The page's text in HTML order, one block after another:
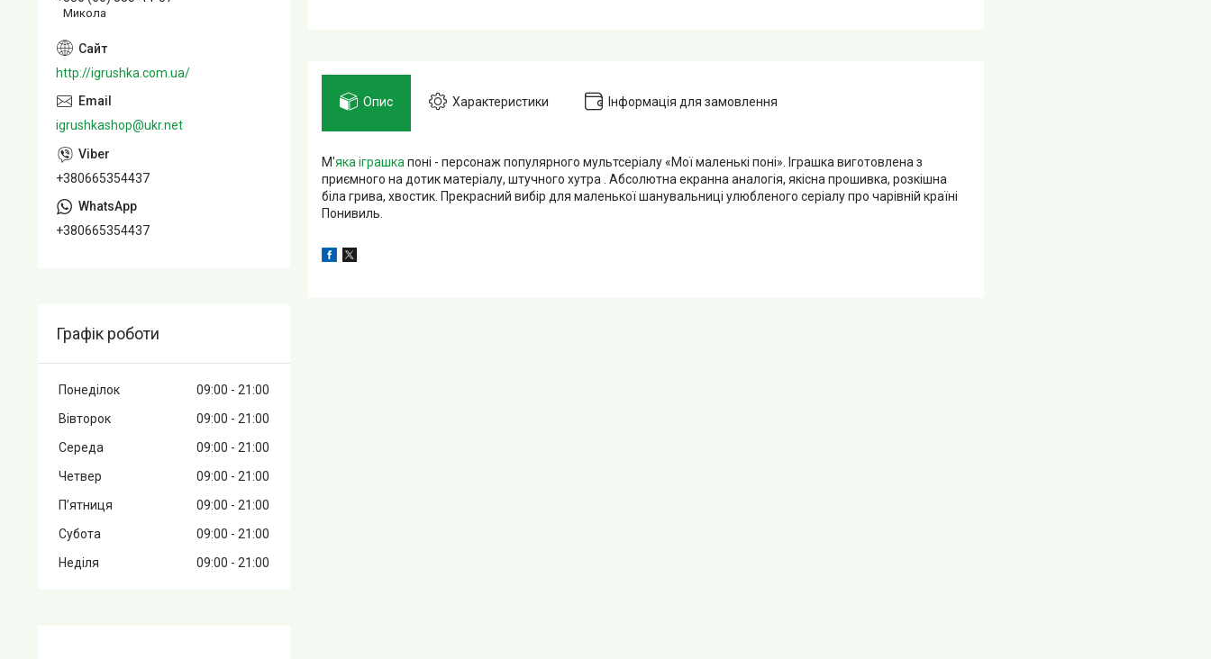
Опис Характеристики Інформація для замовлення
М'яка іграшкапоні - персонаж популярного мультсеріалу «Мої маленькі поні». Іграшка виготовлена з
приємного на дотик матеріалу, штучного хутра . Абсолютна екранна аналогія, якісна прошивка, розкішна
біла грива, хвостик. Прекрасний вибір для маленької шанувальниці улюбленого серіалу про чарівній країні
Понивиль.
Микола
http://igrushka.com.ua/
igrushkashop@ukr.net
+380665354437
+380665354437
Графік роботи
Понеділок 09:00
21:00
Вівторок
09:00
21:00
Середа
09:00
21:00
Четвер
09:00
21:00
Пʼятниця
09:00
21:00
Субота
09:00
21:00
Неділя
09:00 21:00